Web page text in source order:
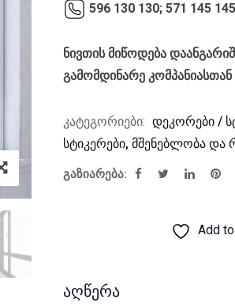
596 130 130; 571 145 145
ნივთის მიწოდება
გამომდინარე კომპანიასთან
კატეგორიები: დეკორები /
სტიკერები,მშენებლობა და
გაზიარება:
Add
აღწერა